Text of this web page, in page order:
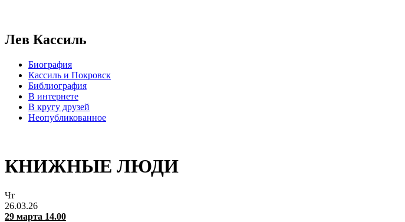
Лев Кассиль
Биография
Кассиль и Покровск
Библиография
В интернете
В кругу друзей
Неопубликованное
КНИЖНЫЕ ЛЮДИ
Чт
26.03.26
29 марта 14.00